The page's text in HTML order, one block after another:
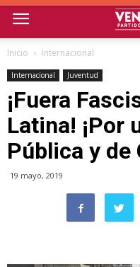
Inicio Internacional
Internacional Juventud
¡Fuera
Latina! ¡Por
Pública y de
19 mayo, 2019